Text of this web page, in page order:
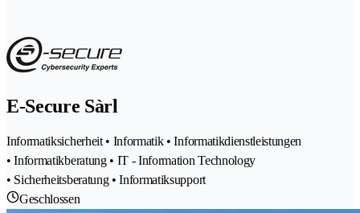
E-Secure Sàrl
Informatiksicherheit • Informatik • Informatikdienstleistungen
• Informatikberatung • IT - Information Technology
• Sicherheitsberatung • Informatiksupport
Geschlossen